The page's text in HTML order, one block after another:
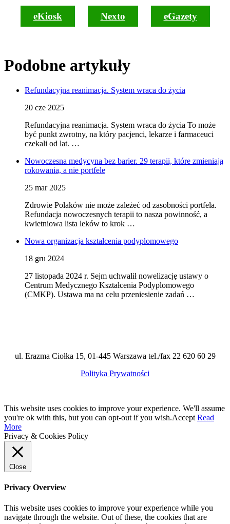
eKiosk Nexto eGazety
Podobne artykuły
Refundacyjna reanimacja. System wraca do życia
20 cze 2025
Refundacyjna reanimacja. System wraca do życia To może
być punkt zwrotny, na który pacjenci, lekarze i farmaceuci
czekali od lat. …
Nowoczesna medycyna bez barier. 29 terapii, które zmieniają
rokowania, a nie portfele
25 mar 2025
Zdrowie Polaków nie może zależeć od zasobności portfela.
Refundacja nowoczesnych terapii to nasza powinność, a
kwietniowa lista leków to krok …
Nowa organizacja kształcenia podyplomowego
18 gru 2024
27 listopada 2024 r. Sejm uchwalił nowelizację ustawy o
Centrum Medycznego Kształcenia Podyplomowego
(CMKP). Ustawa ma na celu przeniesienie zadań …
ul. Erazma Ciołka 15, 01-445 Warszawa tel./fax 22 620 60 29
Polityka Prywatności
This website uses cookies to improve your experience. We'll assume
you're ok with this, but you can opt-out if you wish.Accept Read
More
Privacy & Cookies Policy
Close
Privacy Overview
This website uses cookies to improve your experience while you
navigate through the website. Out of these, the cookies that are